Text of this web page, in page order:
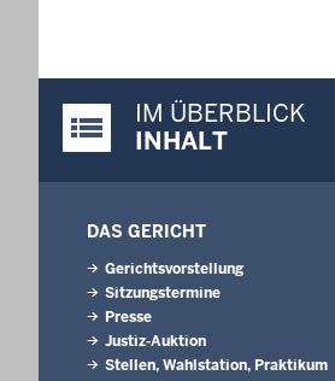
Justiz-Portal im Überblick:
IM ÜBERBLICK
INHALT
DAS GERICHT
Gerichtsvorstellung
Sitzungstermine
Presse
Justiz-Auktion
Stellen, Wahlstation, Praktikum